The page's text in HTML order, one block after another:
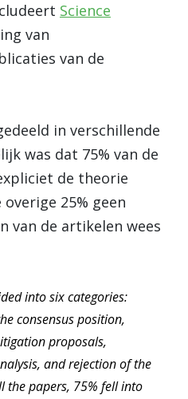
Science
van
van de
in verschillende
was dat 75% van de
de theorie
25% geen
van de artikelen wees
into six categories:
consensus position,
proposals,
and rejection of the
the papers, 75% fell into